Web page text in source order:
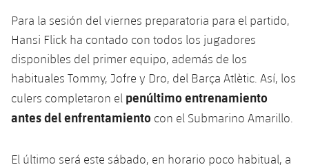
Palmarés
Infantil B
Resultados
Clasificaciones
Fotos
Palmarés
Resultados
Jugadores
Clasificaciones
Juvenil
Cadete
Infantil
PLUSICON
MÁS
Primer equipo
plusicon
más
Actualidad
Barça Atlètic
Para la sesión del viernes preparatoria para el partido,
Hansi Flick ha contado con todos los jugadores
disponibles del primer equipo, además de los
habituales Tommy, Jofre y Dro, del Barça Atlètic. Así, los
culers completaron el penúltimo entrenamiento
antes del enfrentamiento con el Submarino Amarillo.
El último será este sábado, en horario poco habitual, a